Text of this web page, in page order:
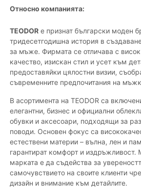
Относно компанията:
TEODOR е признат български моден
тридесетгодишна история в
за мъже. Фирмата се отличава с
качество, изискан стил и усет към
предоставяйки цялостни визии,
съвременните предпочитания на
В асортимента на TEODOR са
елегантни, бизнес и официални
обувки и аксесоари, подходящи за
поводи. Основен фокус са
естествени материи – вълна, лен и
гарантират комфорт и издръжливост.
марката е да съдейства за
самочувствието на своите клиенти
дизайн и внимание към детайлите.